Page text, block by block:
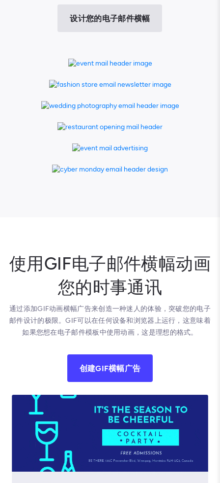
设计您的电子邮件横幅
使用GIF电子邮件横幅动画
您的时事通讯
通过添加GIF动画横幅广告来创造一种迷人的体验，突破您的电子
邮件设计的极限。GIF可以在任何设备和浏览器上运行，这意味着
如果您想在电子邮件模板中使用动画，这是理想的格式。
创建GIF横幅广告